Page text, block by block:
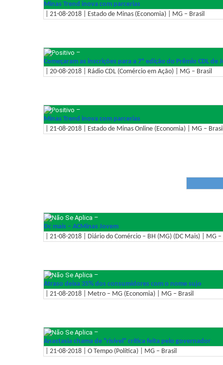
Minas Trend inova com parcerias
| 21-08-2018 | Estado de Minas (Economia) | MG – Brasil
–
Começaram as inscrições para a 7ª edição do Prêmio CDL de
| 20-08-2018 | Rádio CDL (Comércio em Ação) | MG – Brasil
–
Minas Trend inova com parcerias
| 21-08-2018 | Estado de Minas Online (Economia) | MG –
–
Dc mais – ACMinas Jovem
| 21-08-2018 | Diário do Comércio – BH (MG) (DC Mais) | MG –
–
Atraso deixa 35% dos consumidores com o nome sujo
| 21-08-2018 | Metro – MG (Economia) | MG – Brasil
–
Anastasia chama de "risível" crítica feita pelo governador
| 21-08-2018 | O Tempo (Política) | MG – Brasil